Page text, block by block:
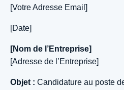
[Votre Adresse Email]
[Date]
[Nom de l’Entreprise]
[Adresse de l’Entreprise]
Objet : Candidature au poste